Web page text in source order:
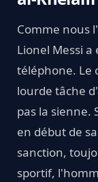
Comme nous
Lionel Messi a
téléphone. Le
lourde tâche
pas la sienne.
en début de
sanction,
sportif,